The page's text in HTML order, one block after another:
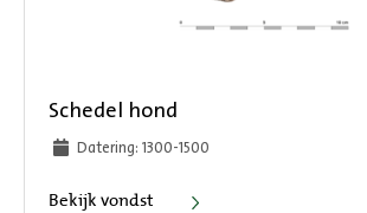
Schedel hond
Datering: 1300-1500
Bekijk vondst Schedel hond